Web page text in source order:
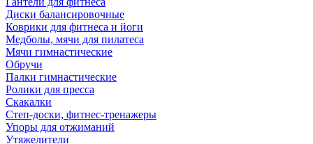
Диски балансировочные
Коврики для фитнеса и йоги
Медболы, мячи для пилатеса
Мячи гимнастические
Обручи
Палки гимнастические
Ролики для пресса
Скакалки
Степ-доски, фитнес-тренажеры
Упоры для отжиманий
Утяжелители